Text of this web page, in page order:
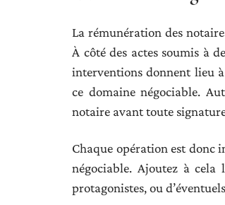
La rémunération des
À côté des actes soumis à
interventions donnent lieu
ce domaine négociable.
notaire avant toute
Chaque opération est donc
négociable. Ajoutez à
protagonistes, ou